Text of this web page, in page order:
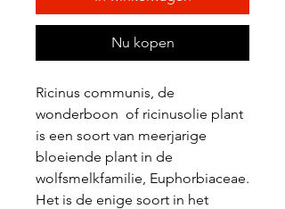
Nu kopen
Ricinus communis, de
wonderboon of ricinusolie plant
is een soort van meerjarige
bloeiende plant in de
wolfsmelkfamilie, Euphorbiaceae.
Het is de enige soort in het